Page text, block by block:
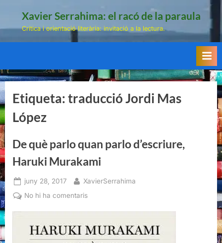
Xavier Serrahima: el racó de la paraula
Crítica i orientació literària: invitació a la lectura.
Etiqueta:traducció Jordi Mas
López
De què parlo quan parlo d’escriure,
Haruki Murakami
Posted
on
juny 28, 2017 By
XavierSerrahima
No hi ha comentarisa
parlo
quan